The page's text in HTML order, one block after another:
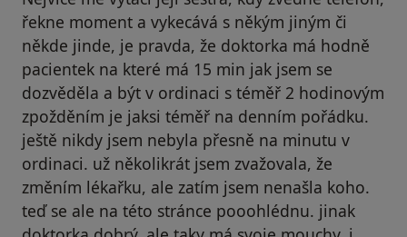
řekne moment a vykecává s někým jiným či
někde jinde, je pravda, že doktorka má hodně
pacientek na které má 15 min jak jsem se
dozvěděla a být v ordinaci s téměř 2 hodinovým
zpožděním je jaksi téměř na denním pořádku.
ještě nikdy jsem nebyla přesně na minutu v
ordinaci. už několikrát jsem zvažovala, že
změním lékařku, ale zatím jsem nenašla koho.
teď se ale na této stránce pooohlédnu. jinak